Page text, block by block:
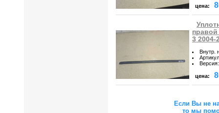
цена:
правой
3 2004-
Внутр.
Артикул
Версия:
цена:
Если Вы не
то мы